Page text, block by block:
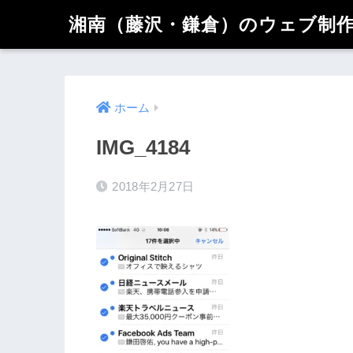
湘南（藤沢・鎌倉）のウェブ制
ホーム
IMG_4184
2018年2月27日